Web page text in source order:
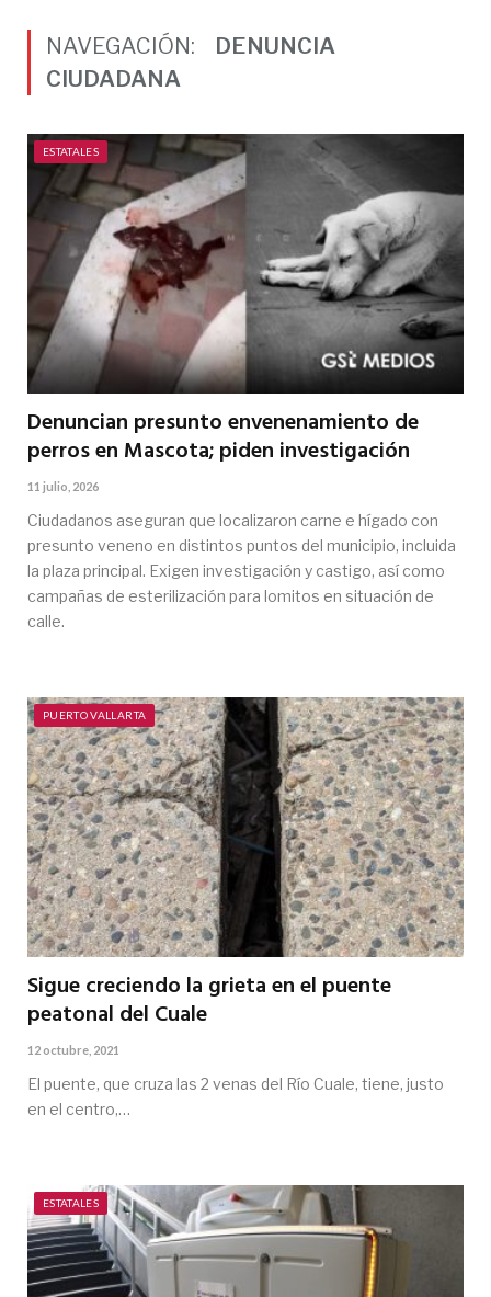
NAVEGACIÓN:
DENUNCIA
CIUDADANA
ESTATALES
Denuncian presunto envenenamiento de
perros en Mascota; piden investigación
11 julio, 2026
Ciudadanos aseguran que localizaron carne e hígado con
presunto veneno en distintos puntos del municipio, incluida
la plaza principal. Exigen investigación y castigo, así como
campañas de esterilización para lomitos en situación de
calle.
PUERTO VALLARTA
Sigue creciendo la grieta en el puente
peatonal del Cuale
12 octubre, 2021
El puente, que cruza las 2 venas del Río Cuale, tiene, justo
en el centro,…
ESTATALES